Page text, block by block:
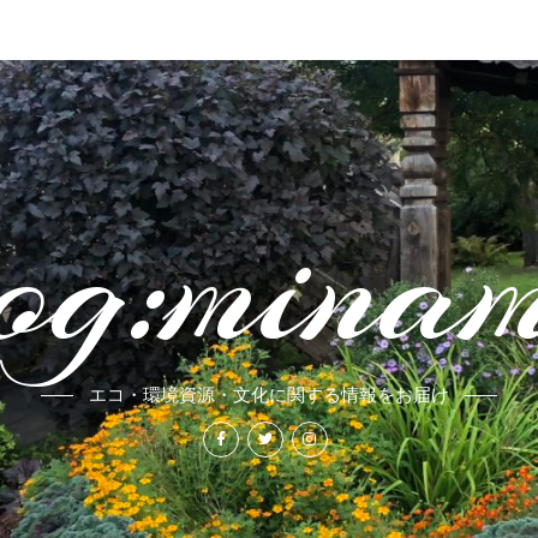
エコ・環境資源・文化に関する情報をお届け